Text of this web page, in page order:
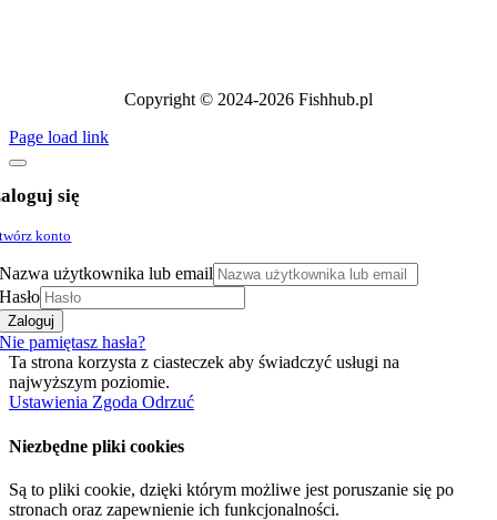
Copyright © 2024-2026 Fishhub.pl
Page load link
się
konto
Nazwa użytkownika lub email
Hasło
Zaloguj
Nie pamiętasz hasła?
Ta strona korzysta z ciasteczek aby świadczyć usługi na
najwyższym poziomie.
Ustawienia Zgoda Odrzuć
Niezbędne pliki cookies
Są to pliki cookie, dzięki którym możliwe jest poruszanie się po
stronach oraz zapewnienie ich funkcjonalności.